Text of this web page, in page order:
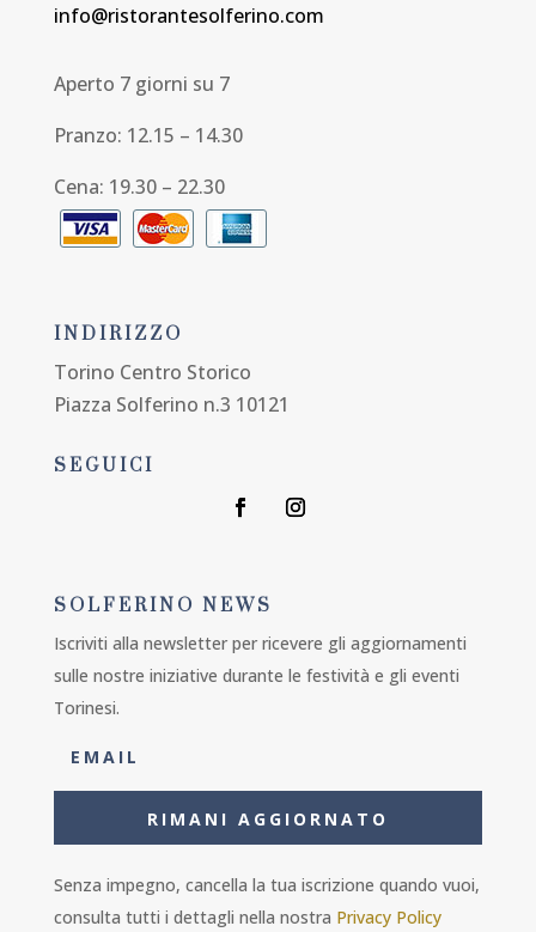
info@ristorantesolferino.com
Aperto 7 giorni su 7
Pranzo: 12.15 – 14.30
Cena: 19.30 – 22.30
INDIRIZZO
Torino Centro Storico
Piazza Solferino n.3 10121
SEGUICI
SOLFERINO NEWS
Iscriviti alla newsletter per ricevere gli aggiornamenti
sulle nostre iniziative durante le festività e gli eventi
Torinesi.
RIMANI AGGIORNATO
Senza impegno, cancella la tua iscrizione quando vuoi,
consulta tutti i dettagli nella nostra Privacy Policy